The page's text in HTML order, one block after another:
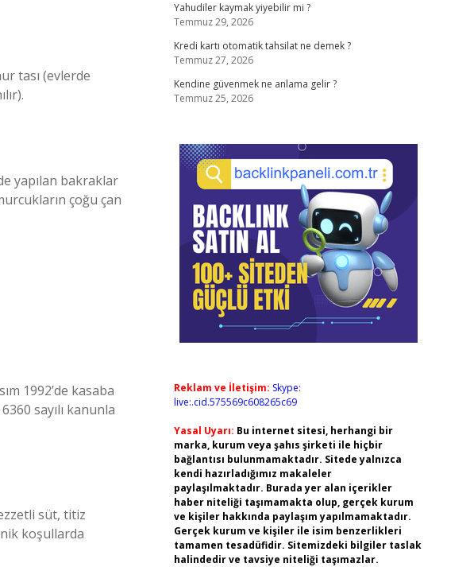
tası (evlerde
yapılan bakraklar
çoğu çan
1992’de kasaba
sayılı kanunla
süt, titiz
koşullarda
Yahudiler kaymak yiyebilir mi ?
Temmuz 29, 2026
Kredi kartı otomatik tahsilat ne demek ?
Temmuz 27, 2026
Kendine güvenmek ne anlama gelir ?
Temmuz 25, 2026
Reklam ve İletişim: Skype:
live:.cid.575569c608265c69
Yasal Uyarı: Bu internet sitesi, herhangi bir
marka, kurum veya şahıs şirketi ile hiçbir
bağlantısı bulunmamaktadır. Sitede yalnızca
kendi hazırladığımız makaleler
paylaşılmaktadır. Burada yer alan içerikler
haber niteliği taşımamakta olup, gerçek kurum
ve kişiler hakkında paylaşım yapılmamaktadır.
Gerçek kurum ve kişiler ile isim benzerlikleri
tamamen tesadüfidir. Sitemizdeki bilgiler taslak
halindedir ve tavsiye niteliği taşımazlar.